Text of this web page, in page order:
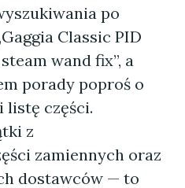
po
Classic PID
wand fix”, a
porady poproś o
listę części.
z
zamiennych oraz
dostawców — to